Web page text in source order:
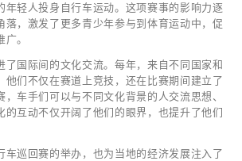
年轻人投身自行车运动。这项赛事的影响力逐
落，激发了更多青少年参与到体育运动中，促
。
了国际间的文化交流。每年，来自不同国家和
他们不仅在赛道上竞技，还在比赛期间建立了
车手们可以与不同文化背景的人交流思想、
的互动不仅开阔了他们的眼界，也提升了他们
车巡回赛的举办，也为当地的经济发展注入了